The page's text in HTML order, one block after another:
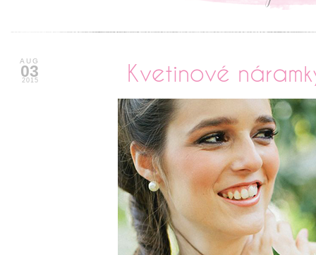
AUG
03
2015 Kvetinové